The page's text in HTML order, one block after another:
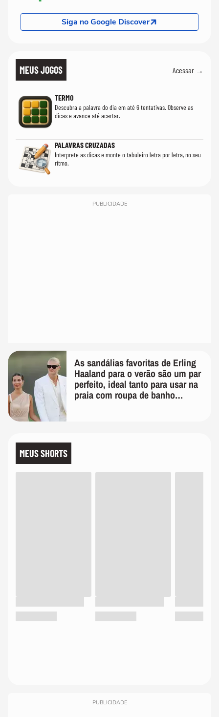
Siga no Google Discover
MEUS JOGOS Acessar →
TERMO
Descubra a palavra do dia em até 6 tentativas. Observe as
dicas e avance até acertar.
PALAVRAS CRUZADAS
Interprete as dicas e monte o tabuleiro letra por letra, no seu
ritmo.
PUBLICIDADE
As sandálias favoritas de Erling
Haaland para o verão são um par
perfeito, ideal tanto para usar na
praia com roupa de banho
MEUS SHORTS
PUBLICIDADE